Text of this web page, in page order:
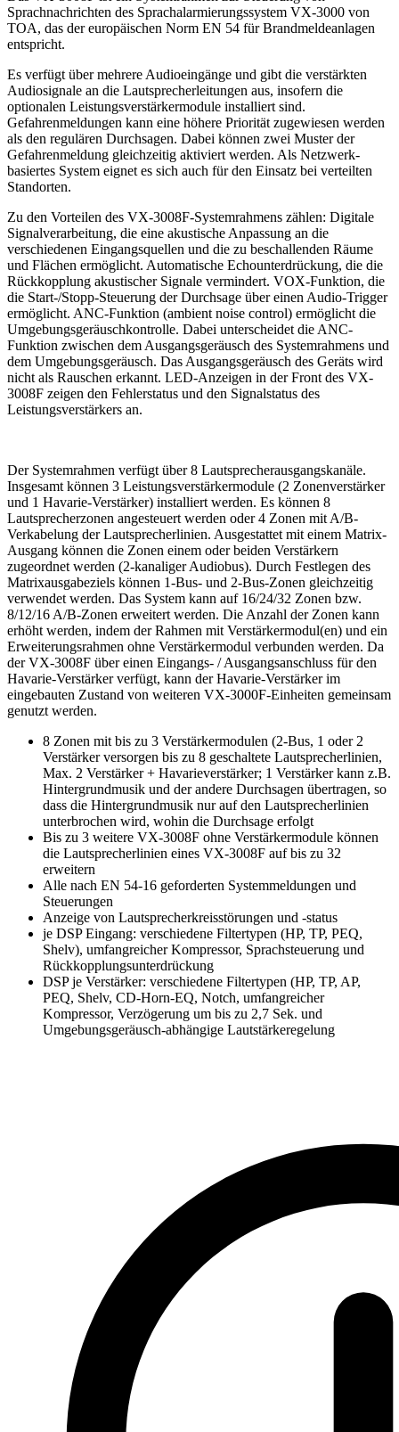
Sprachnachrichten des Sprachalarmierungssystem VX-3000 von
TOA, das der europäischen Norm EN 54 für Brandmeldeanlagen
entspricht.
Es verfügt über mehrere Audioeingänge und gibt die verstärkten
Audiosignale an die Lautsprecherleitungen aus, insofern die
optionalen Leistungsverstärkermodule installiert sind.
Gefahrenmeldungen kann eine höhere Priorität zugewiesen werden
als den regulären Durchsagen. Dabei können zwei Muster der
Gefahrenmeldung gleichzeitig aktiviert werden. Als Netzwerk-
basiertes System eignet es sich auch für den Einsatz bei verteilten
Standorten.
Zu den Vorteilen des VX-3008F-Systemrahmens zählen: Digitale
Signalverarbeitung, die eine akustische Anpassung an die
verschiedenen Eingangsquellen und die zu beschallenden Räume
und Flächen ermöglicht. Automatische Echounterdrückung, die die
Rückkopplung akustischer Signale vermindert. VOX-Funktion, die
die Start-/Stopp-Steuerung der Durchsage über einen Audio-Trigger
ermöglicht. ANC-Funktion (ambient noise control) ermöglicht die
Umgebungsgeräuschkontrolle. Dabei unterscheidet die ANC-
Funktion zwischen dem Ausgangsgeräusch des Systemrahmens und
dem Umgebungsgeräusch. Das Ausgangsgeräusch des Geräts wird
nicht als Rauschen erkannt. LED-Anzeigen in der Front des VX-
3008F zeigen den Fehlerstatus und den Signalstatus des
Leistungsverstärkers an.
Der Systemrahmen verfügt über 8 Lautsprecherausgangskanäle.
Insgesamt können 3 Leistungsverstärkermodule (2 Zonenverstärker
und 1 Havarie-Verstärker) installiert werden. Es können 8
Lautsprecherzonen angesteuert werden oder 4 Zonen mit A/B-
Verkabelung der Lautsprecherlinien. Ausgestattet mit einem Matrix-
Ausgang können die Zonen einem oder beiden Verstärkern
zugeordnet werden (2-kanaliger Audiobus). Durch Festlegen des
Matrixausgabeziels können 1-Bus- und 2-Bus-Zonen gleichzeitig
verwendet werden. Das System kann auf 16/24/32 Zonen bzw.
8/12/16 A/B-Zonen erweitert werden. Die Anzahl der Zonen kann
erhöht werden, indem der Rahmen mit Verstärkermodul(en) und ein
Erweiterungsrahmen ohne Verstärkermodul verbunden werden. Da
der VX-3008F über einen Eingangs- / Ausgangsanschluss für den
Havarie-Verstärker verfügt, kann der Havarie-Verstärker im
eingebauten Zustand von weiteren VX-3000F-Einheiten gemeinsam
genutzt werden.
8 Zonen mit bis zu 3 Verstärkermodulen (2-Bus, 1 oder 2
Verstärker versorgen bis zu 8 geschaltete Lautsprecherlinien,
Max. 2 Verstärker + Havarieverstärker; 1 Verstärker kann z.B.
Hintergrundmusik und der andere Durchsagen übertragen, so
dass die Hintergrundmusik nur auf den Lautsprecherlinien
unterbrochen wird, wohin die Durchsage erfolgt
Bis zu 3 weitere VX-3008F ohne Verstärkermodule können
die Lautsprecherlinien eines VX-3008F auf bis zu 32
erweitern
Alle nach EN 54-16 geforderten Systemmeldungen und
Steuerungen
Anzeige von Lautsprecherkreisstörungen und -status
je DSP Eingang: verschiedene Filtertypen (HP, TP, PEQ,
Shelv), umfangreicher Kompressor, Sprachsteuerung und
Rückkopplungsunterdrückung
DSP je Verstärker: verschiedene Filtertypen (HP, TP, AP,
PEQ, Shelv, CD-Horn-EQ, Notch, umfangreicher
Kompressor, Verzögerung um bis zu 2,7 Sek. und
Umgebungsgeräusch-abhängige Lautstärkeregelung